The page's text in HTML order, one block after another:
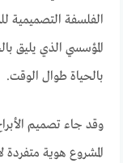
الفلسفة التصميمية
بالحياة طوال الوقت.
وقد جاء تصميم